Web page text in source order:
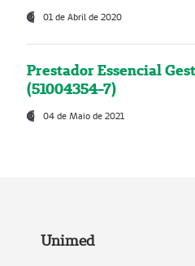
01 de Abril de 2020
Prestador Essencial
(51004354-7)
04 de Maio de 2021
Unimed